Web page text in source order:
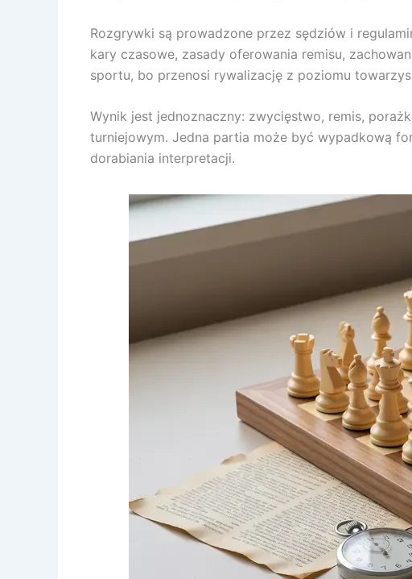
Rozgrywki są prowadzone przez sędziów i
kary czasowe, zasady oferowania remisu,
sportu, bo przenosi rywalizację z poziomu
Wynik jest jednoznaczny: zwycięstwo, remis,
turniejowym. Jedna partia może być wypadkową
dorabiania interpretacji.